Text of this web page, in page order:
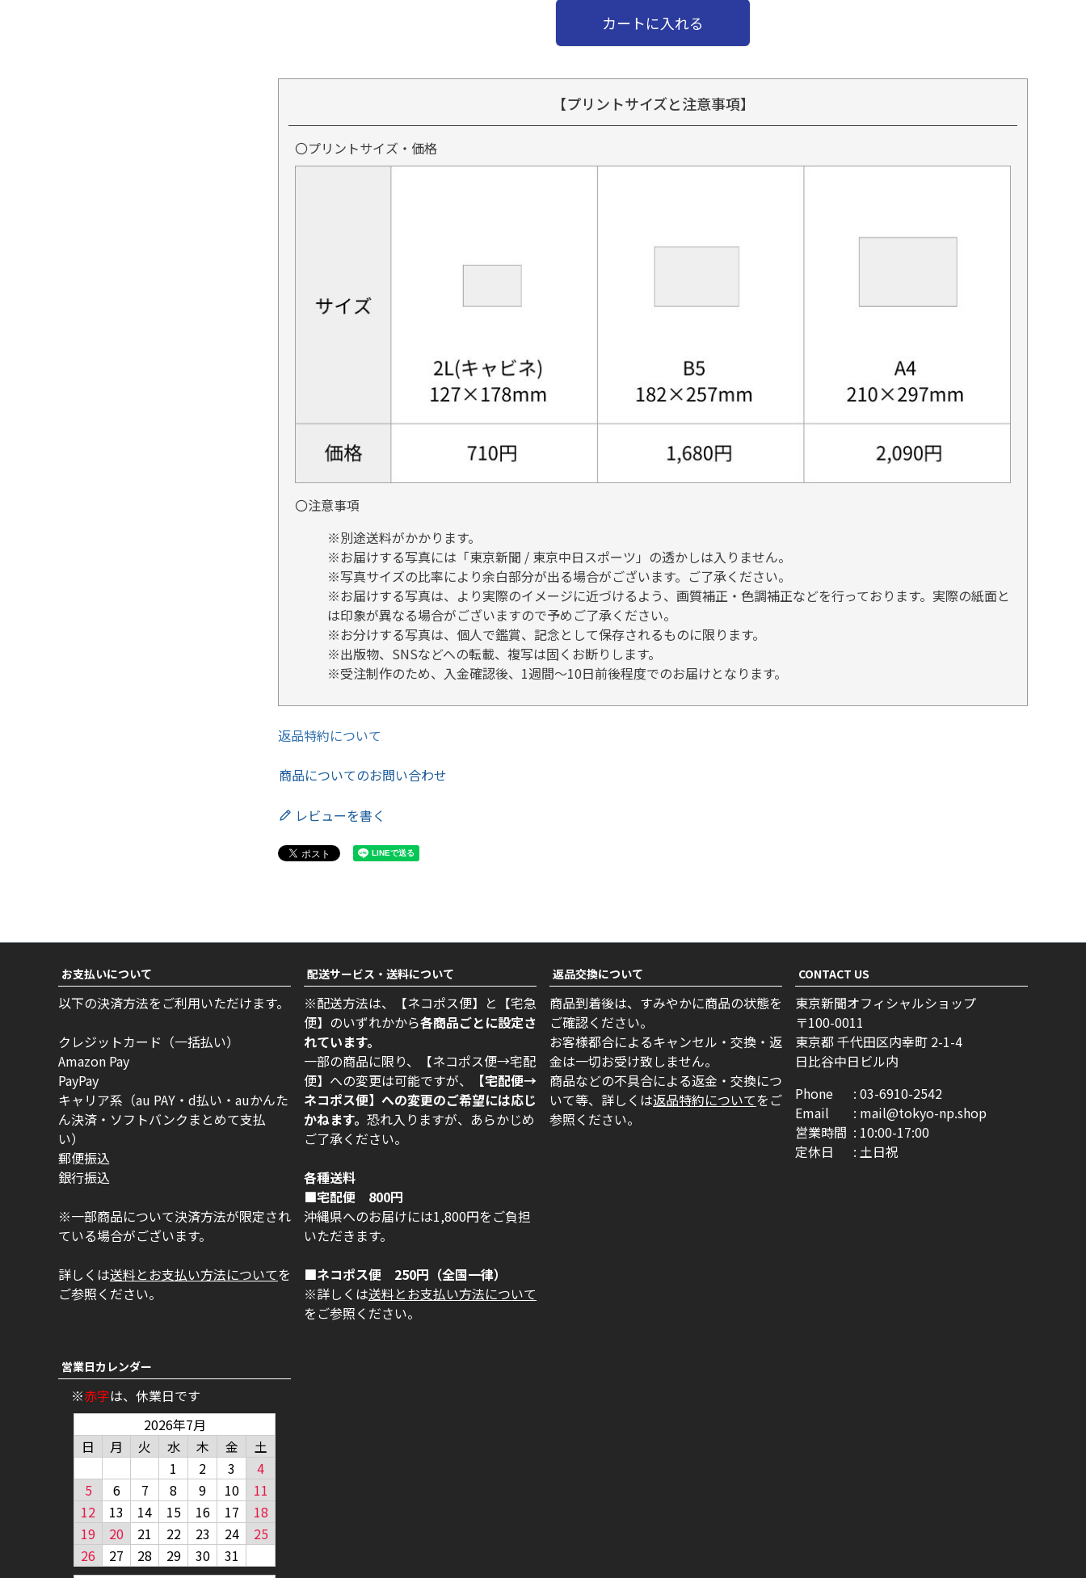
カートに入れる
【プリントサイズと注意事項】
〇プリントサイズ・価格
〇注意事項
※別途送料がかかります。
※お届けする写真には「東京新聞 / 東京中日スポーツ」の透かしは入りません。
※写真サイズの比率により余白部分が出る場合がございます。ご了承ください。
※お届けする写真は、より実際のイメージに近づけるよう、画質補正・色調補正などを行っております。実際の紙面と
は印象が異なる場合がございますので予めご了承ください。
※お分けする写真は、個人で鑑賞、記念として保存されるものに限ります。
※出版物、SNSなどへの転載、複写は固くお断りします。
※受注制作のため、入金確認後、1週間～10日前後程度でのお届けとなります。
返品特約について
商品についてのお問い合わせ
レビューを書く
お支払いについて
以下の決済方法をご利用いただけます。
クレジットカード（一括払い）
Amazon Pay
PayPay
キャリア系（au PAY・d払い・auかんた
ん決済・ソフトバンクまとめて支払
い）
郵便振込
銀行振込
※一部商品について決済方法が限定され
ている場合がございます。
詳しくは送料とお支払い方法についてを
ご参照ください。
配送サービス・送料について
※配送方法は、【ネコポス便】と【宅急
便】のいずれかから各商品ごとに設定さ
れています。
一部の商品に限り、【ネコポス便→宅配
便】への変更は可能ですが、
【宅配便→
ネコポス便】への変更のご希望には応じ
かねます。 恐れ入りますが、あらかじめ
ご了承ください。
各種送料
■宅配便 800円
沖縄県へのお届けには1,800円をご負担
いただきます。
■ネコポス便 250円（全国一律）
※詳しくは送料とお支払い方法について
をご参照ください。
返品交換について
商品到着後は、すみやかに商品の状態を
ご確認ください。
お客様都合によるキャンセル・交換・返
金は一切お受け致しません。
商品などの不具合による返金・交換につ
いて等、詳しくは返品特約についてをご
参照ください。
CONTACT US
東京新聞オフィシャルショップ
100-0011
東京都 千代田区内幸町 2-1-4
日比谷中日ビル内
Phone
03-6910-2542
Email
mail@tokyo-np.shop
営業時間
10:00-17:00
定休日
土日祝
営業日カレンダー
※赤字は、休業日です
2026年7月
日
月 火 水 木 金
土
1
2 3
4
5
6 7 8 9 10
11
12
13 14 15 16 17
18
19
20 21 22 23 24
25
26
27 28 29 30
31